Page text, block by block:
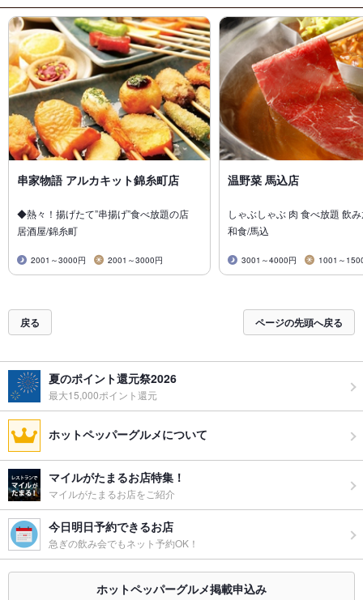
串家物語 アルカキット錦糸町店
◆熱々！揚げたて”串揚げ”食べ放題の店
居酒屋/錦糸町
2001～3000円 2001～3000円
温野菜 馬込店
しゃぶしゃぶ 肉 食べ放題 飲
和食/馬込
3001～4000円 1001～
戻る ページの先頭へ戻る
夏のポイント還元祭2026
最大15,000ポイント還元
ホットペッパーグルメについて
マイルがたまるお店特集！
マイルがたまるお店をご紹介
今日明日予約できるお店
急ぎの飲み会でもネット予約OK！
ホットペッパーグルメ掲載申込み